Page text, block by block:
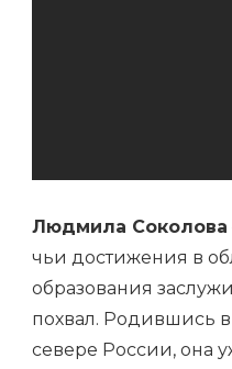
Людмила Соколова
чьи достижения в
образования
похвал. Родившись
севере России, она